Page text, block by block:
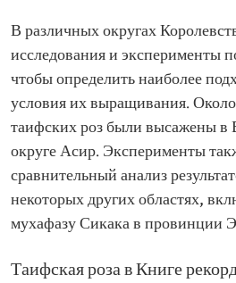
В различных округах
исследования и эксперименты
чтобы определить наиболее
условия их выращивания.
таифских роз были высажены
округе Асир. Эксперименты
сравнительный анализ
некоторых других областях,
мухафазу Сикака в провинции
Таифская роза в Книге